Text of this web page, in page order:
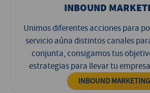
INBOUND
Unimos diferentes acciones para
servicio aúna distintos canales
conjunta, consigamos tus
estrategias para llevar tu
INBOUND MARKETING